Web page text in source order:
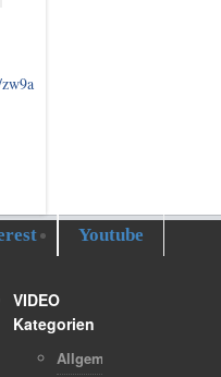
Youtube
VIDEO
Kategorien
Allgemein